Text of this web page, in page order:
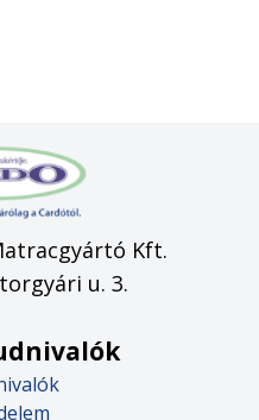
Kft.
u. 3.